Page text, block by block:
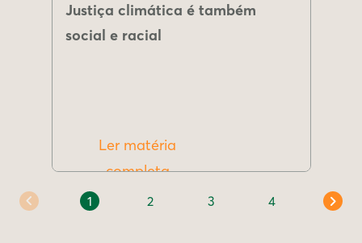
Justiça climática é também
social e racial
Ler matéria
completa
1 2 3 4